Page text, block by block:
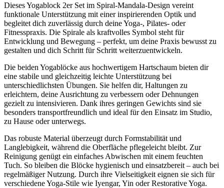
Dieses Yogablock 2er Set im Spiral-Mandala-Design vereint
funktionale Unterstützung mit einer inspirierenden Optik und
begleitet dich zuverlässig durch deine Yoga-, Pilates- oder
Fitnesspraxis. Die Spirale als kraftvolles Symbol steht für
Entwicklung und Bewegung – perfekt, um deine Praxis bewusst zu
gestalten und dich Schritt für Schritt weiterzuentwickeln.
Die beiden Yogablöcke aus hochwertigem Hartschaum bieten dir
eine stabile und gleichzeitig leichte Unterstützung bei
unterschiedlichsten Übungen. Sie helfen dir, Haltungen zu
erleichtern, deine Ausrichtung zu verbessern oder Dehnungen
gezielt zu intensivieren. Dank ihres geringen Gewichts sind sie
besonders transportfreundlich und ideal für den Einsatz im Studio,
zu Hause oder unterwegs.
Das robuste Material überzeugt durch Formstabilität und
Langlebigkeit, während die Oberfläche pflegeleicht bleibt. Zur
Reinigung genügt ein einfaches Abwischen mit einem feuchten
Tuch. So bleiben die Blöcke hygienisch und einsatzbereit – auch bei
regelmäßiger Nutzung. Durch ihre Vielseitigkeit eignen sie sich für
verschiedene Yoga-Stile wie Iyengar, Yin oder Restorative Yoga.